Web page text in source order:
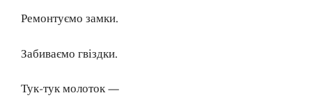
Ремонтуємо замки.
Забиваємо гвіздки.
Тук-тук молоток —